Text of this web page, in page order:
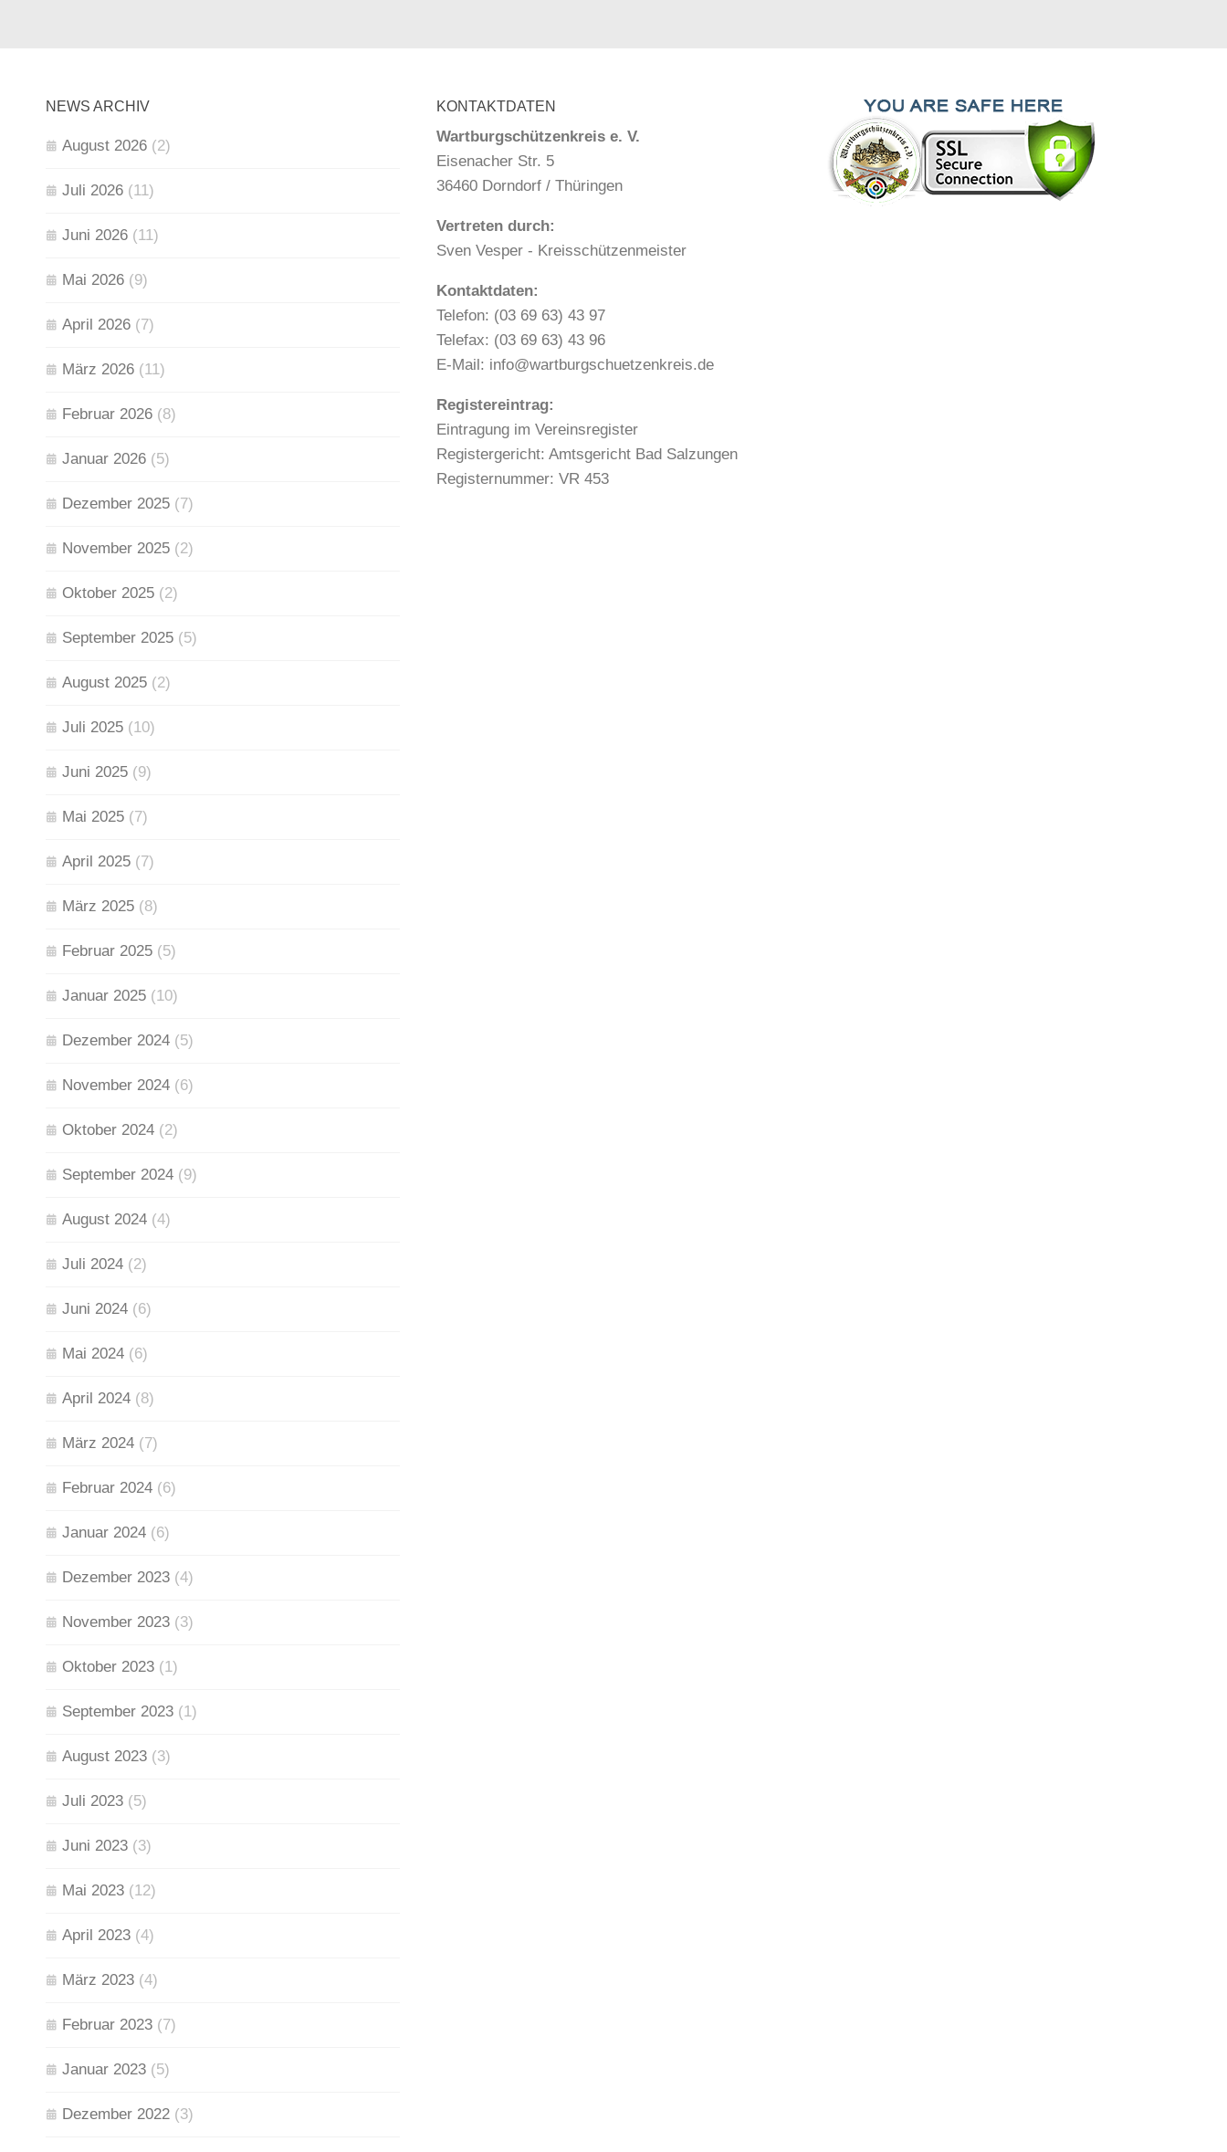
NEWS ARCHIV
August 2026 (2)
Juli 2026 (11)
Juni 2026 (11)
Mai 2026 (9)
April 2026 (7)
März 2026 (11)
Februar 2026 (8)
Januar 2026 (5)
Dezember 2025 (7)
November 2025 (2)
Oktober 2025 (2)
September 2025 (5)
August 2025 (2)
Juli 2025 (10)
Juni 2025 (9)
Mai 2025 (7)
April 2025 (7)
März 2025 (8)
Februar 2025 (5)
Januar 2025 (10)
Dezember 2024 (5)
November 2024 (6)
Oktober 2024 (2)
September 2024 (9)
August 2024 (4)
Juli 2024 (2)
Juni 2024 (6)
Mai 2024 (6)
April 2024 (8)
März 2024 (7)
Februar 2024 (6)
Januar 2024 (6)
Dezember 2023 (4)
November 2023 (3)
Oktober 2023 (1)
September 2023 (1)
August 2023 (3)
Juli 2023 (5)
Juni 2023 (3)
Mai 2023 (12)
April 2023 (4)
März 2023 (4)
Februar 2023 (7)
Januar 2023 (5)
Dezember 2022 (3)
KONTAKTDATEN
Wartburgschützenkreis e. V.
Eisenacher Str. 5
36460 Dorndorf / Thüringen
Vertreten durch:
Sven Vesper - Kreisschützenmeister
Kontaktdaten:
Telefon: (03 69 63) 43 97
Telefax: (03 69 63) 43 96
E-Mail: info@wartburgschuetzenkreis.de
Registereintrag:
Eintragung im Vereinsregister
Registergericht: Amtsgericht Bad Salzungen
Registernummer: VR 453